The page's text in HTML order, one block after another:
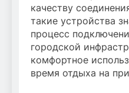
качеству
такие устройства
процесс
городской
комфортное
время отдыха на